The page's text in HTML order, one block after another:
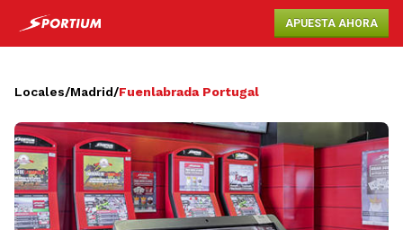
APUESTA AHORA
Locales/Madrid/Fuenlabrada Portugal